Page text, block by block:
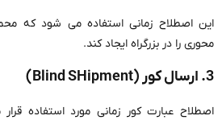
این اصطلاح زمانی استفاده می شود که
محوری را در بزرگراه ایجاد کند.
3. ارسال کور (Blind SHipment)
اصطلاح عبارت کور زمانی مورد استفاده